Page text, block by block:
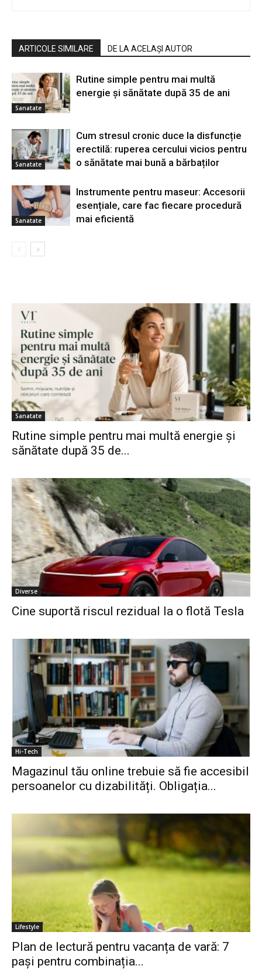
ARTICOLE SIMILARE DE LA ACELAȘI AUTOR
Sanatate
Rutine simple pentru mai multă
energie și sănătate după 35 de ani
Sanatate
Cum stresul cronic duce la disfuncție
erectilă: ruperea cercului vicios pentru
o sănătate mai bună a bărbaților
Sanatate
Instrumente pentru maseur: Accesorii
esențiale, care fac fiecare procedură
mai eficientă
Sanatate
Rutine simple pentru mai multă energie și
sănătate după 35 de...
Diverse
Cine suportă riscul rezidual la o flotă Tesla
Hi-Tech
Magazinul tău online trebuie să fie accesibil
persoanelor cu dizabilități. Obligația...
Lifestyle
Plan de lectură pentru vacanța de vară: 7
pași pentru combinația...